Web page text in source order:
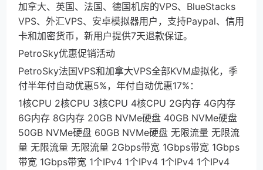
加拿大、英国、法国、德国机房的VPS、BlueStacks
VPS、外汇VPS、安卓模拟器用户，支持Paypal、信用
卡和加密货币，新用户提供7天退款保证。
PetroSky优惠促销活动
PetroSky法国VPS和加拿大VPS全部KVM虚拟化，季
付半年付自动优惠5%，年付自动优惠17%：
1核CPU 2核CPU 3核CPU 4核CPU 2G内存 4G内存
6G内存 8G内存 20GB NVMe硬盘 40GB NVMe硬盘
50GB NVMe硬盘 60GB NVMe硬盘 无限流量 无限流
量 无限流量 无限流量 2Gbps带宽 1Gbps带宽 1Gbps
带宽 1Gbps带宽 1个IPv4 1个IPv4 1个IPv4 1个IPv4